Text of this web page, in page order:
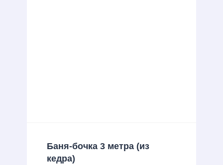
Баня-бочка 3 метра (из
кедра)